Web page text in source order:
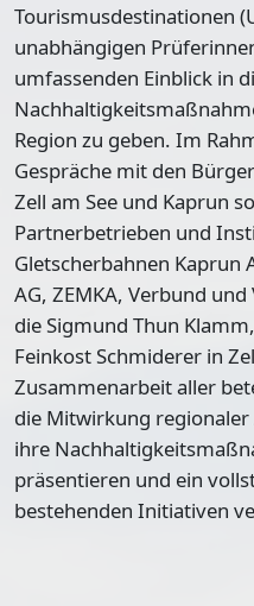
Tourismusdestinationen
unabhängigen
umfassenden Einblick in
Region zu geben. Im
Gespräche mit den
Zell am See und Kaprun
Partnerbetrieben und
Gletscherbahnen Kaprun
AG, ZEMKA, Verbund
die Sigmund Thun
Feinkost Schmiderer in
Zusammenarbeit aller
die Mitwirkung
ihre
präsentieren und ein
bestehenden Initiativen